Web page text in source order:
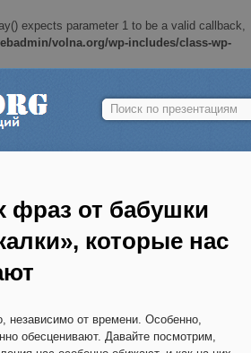
expects parameter 1 to be a valid callback,
volna.org/wp-includes/class-wp-
Найти:
фраз от бабушки
которые нас
независимо от времени. Особенно,
обесценивают. Давайте посмотрим,